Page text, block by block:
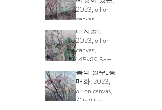
2023, oil on
canvas,
72.5x91cm
대지골I,
2023, oil on
canvas,
145x89.5cm
봄의 질주_홍
매화, 2023,
oil on canvas,
70x70cm